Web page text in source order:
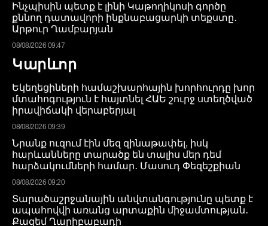
Ինչպիսին պետք է լինի Կաթողիկոսի գործը
քննող դատավորի ինքնաբացարկի տեքստը․
Արթուր Ղամբարյան
08/08/2026 09:47
Կարևոր
Եկեղեցիների համաշխարհային խորհուրդը խոր
մտահոգություն է հայտնել ՀԱԵ շուրջ ստեղծված
իրավիճակի վերաբերյալ
08/08/2026 09:39
Նրանք ուզում էին մեզ զինաթափել, իսկ
հարևանները տարածք են տալիս մեր դեմ
հարձակումների համար․ Մասուդ Փեզեշքիան
08/08/2026 09:20
Տարածաշրջանային անվտանգությունը պետք է
ապահովվի առանց արտաքին միջամտության․
Քազեմ Ղարիբաբադի